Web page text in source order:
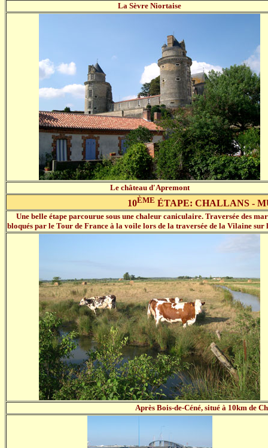
La Sèvre Niortaise
Le château d'Apremont
10ÈME ÉTAPE: CHALLANS -
Une belle étape parcourue sous une chaleur caniculaire. Traversée des
bloqués par le Tour de France à la voile lors de la traversée de la Vilaine
Après Bois-de-Céné, situé à 10km de